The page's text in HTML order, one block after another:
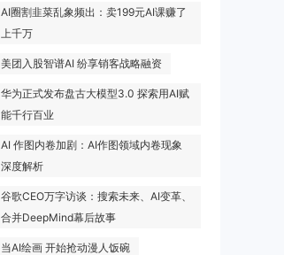
AI圈割韭菜乱象频出：卖199元AI课赚了
上千万
美团入股智谱AI 纷享销客战略融资
华为正式发布盘古大模型3.0 探索用AI赋
能千行百业
AI 作图内卷加剧：AI作图领域内卷现象
深度解析
谷歌CEO万字访谈：搜索未来、AI变革、
合并DeepMind幕后故事
当AI绘画 开始抢动漫人饭碗